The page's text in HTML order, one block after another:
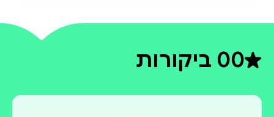
0דירוג ממוצע 0 מתוך 5
0 ביקורות